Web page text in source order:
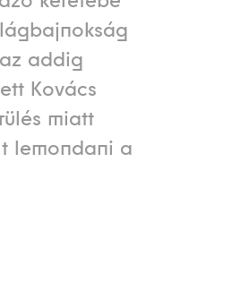
addig
Kovács
miatt
lemondani a